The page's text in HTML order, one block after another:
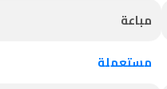
مباعة
مستعملة